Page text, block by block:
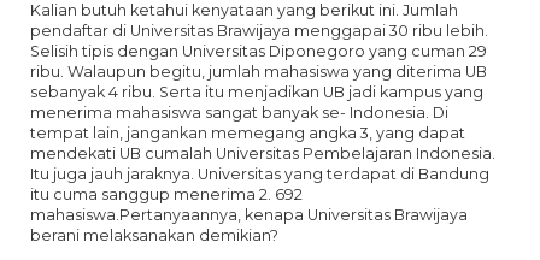
Kalian butuh ketahui kenyataan yang berikut ini. Jumlah
pendaftar di Universitas Brawijaya menggapai 30 ribu lebih.
Selisih tipis dengan Universitas Diponegoro yang cuman 29
ribu. Walaupun begitu, jumlah mahasiswa yang diterima UB
sebanyak 4 ribu. Serta itu menjadikan UB jadi kampus yang
menerima mahasiswa sangat banyak se- Indonesia. Di
tempat lain, jangankan memegang angka 3, yang dapat
mendekati UB cumalah Universitas Pembelajaran Indonesia.
Itu juga jauh jaraknya. Universitas yang terdapat di Bandung
itu cuma sanggup menerima 2. 692
mahasiswa.Pertanyaannya, kenapa Universitas Brawijaya
berani melaksanakan demikian?